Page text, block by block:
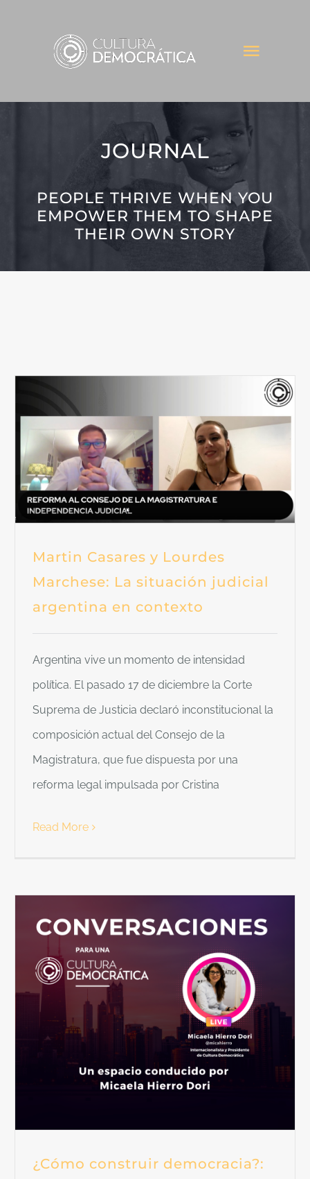
INICIO
INSTITUCIONAL
ACTIVIDADES
INICIATIVAS
SER PARTE
JOURNAL
PEOPLE THRIVE WHEN YOU
EMPOWER THEM TO SHAPE
THEIR OWN STORY
Martin Casares y Lourdes
Marchese: La situación judicial
argentina en contexto
Argentina vive un momento de intensidad
política. El pasado 17 de diciembre la Corte
Suprema de Justicia declaró inconstitucional la
composición actual del Consejo de la
Magistratura, que fue dispuesta por una
reforma legal impulsada por Cristina
Read More
¿Cómo construir democracia?: